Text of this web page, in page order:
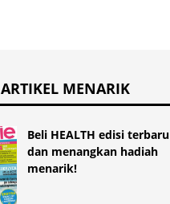
ARTIKEL MENARIK
Beli HEALTH edisi terbaru
dan menangkan hadiah
menarik!